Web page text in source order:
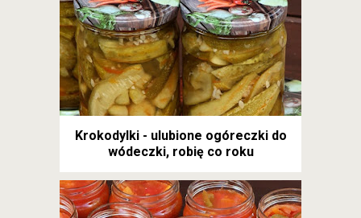
Krokodylki - ulubione ogóreczki do
wódeczki, robię co roku